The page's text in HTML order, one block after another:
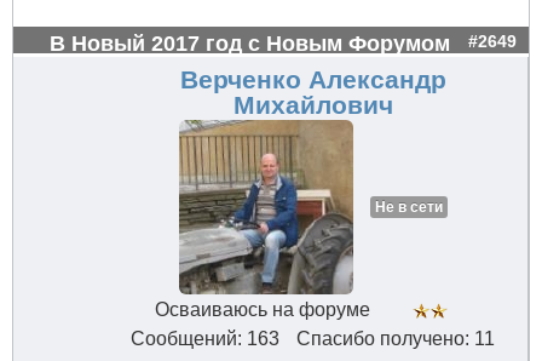
В Новый 2017 год с Новым Форумом #2649
Верченко Александр
Михайлович
Не в сети
Осваиваюсь на форуме
Сообщений: 163
Спасибо получено: 11